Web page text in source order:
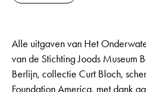
Alle uitgaven van Het
van de Stichting Joods Museum
Berlijn, collectie Curt Bloch,
Foundation America, met dank